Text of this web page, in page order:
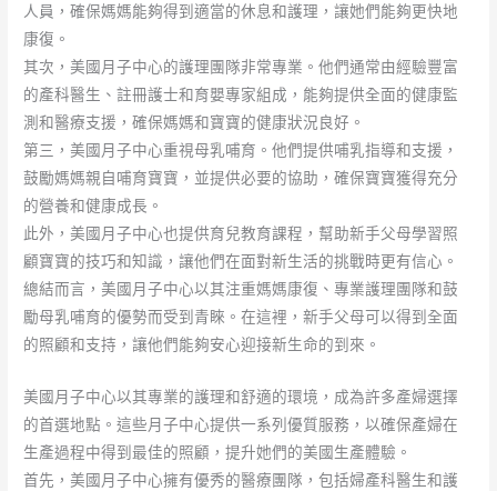
人員，確保媽媽能夠得到適當的休息和護理，讓她們能夠更快地
康復。
其次，美國月子中心的護理團隊非常專業。他們通常由經驗豐富
的產科醫生、註冊護士和育嬰專家組成，能夠提供全面的健康監
測和醫療支援，確保媽媽和寶寶的健康狀況良好。
第三，美國月子中心重視母乳哺育。他們提供哺乳指導和支援，
鼓勵媽媽親自哺育寶寶，並提供必要的協助，確保寶寶獲得充分
的營養和健康成長。
此外，美國月子中心也提供育兒教育課程，幫助新手父母學習照
顧寶寶的技巧和知識，讓他們在面對新生活的挑戰時更有信心。
總結而言，美國月子中心以其注重媽媽康復、專業護理團隊和鼓
勵母乳哺育的優勢而受到青睞。在這裡，新手父母可以得到全面
的照顧和支持，讓他們能夠安心迎接新生命的到來。
美國月子中心以其專業的護理和舒適的環境，成為許多產婦選擇
的首選地點。這些月子中心提供一系列優質服務，以確保產婦在
生產過程中得到最佳的照顧，提升她們的美國生產體驗。
首先，美國月子中心擁有優秀的醫療團隊，包括婦產科醫生和護